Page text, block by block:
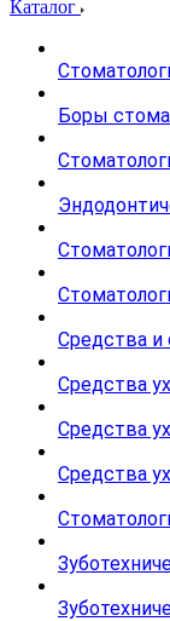
Каталог
Боры
Средства и
Средства
Средства
Средства